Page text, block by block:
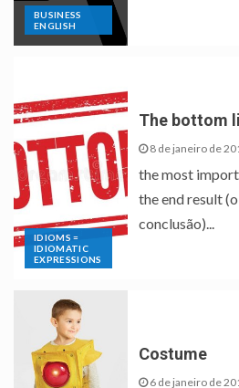
BUSINESS
ENGLISH
IDIOMS =
IDIOMATIC
EXPRESSIONS
The bottom
8 de janeiro de
the most
the end result
conclusão)...
Costume
6 de janeiro de